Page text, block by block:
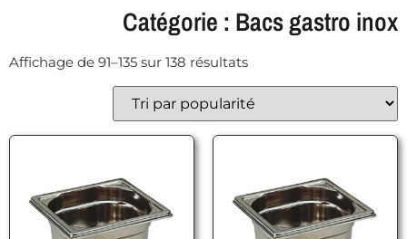
Catégorie : Bacs gastro inox
Affichage de 91–135 sur 138 résultats